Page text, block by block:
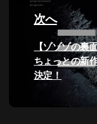
次へ
次
の
投
【ゾゾゾの裏
ちょっとの新
決定！